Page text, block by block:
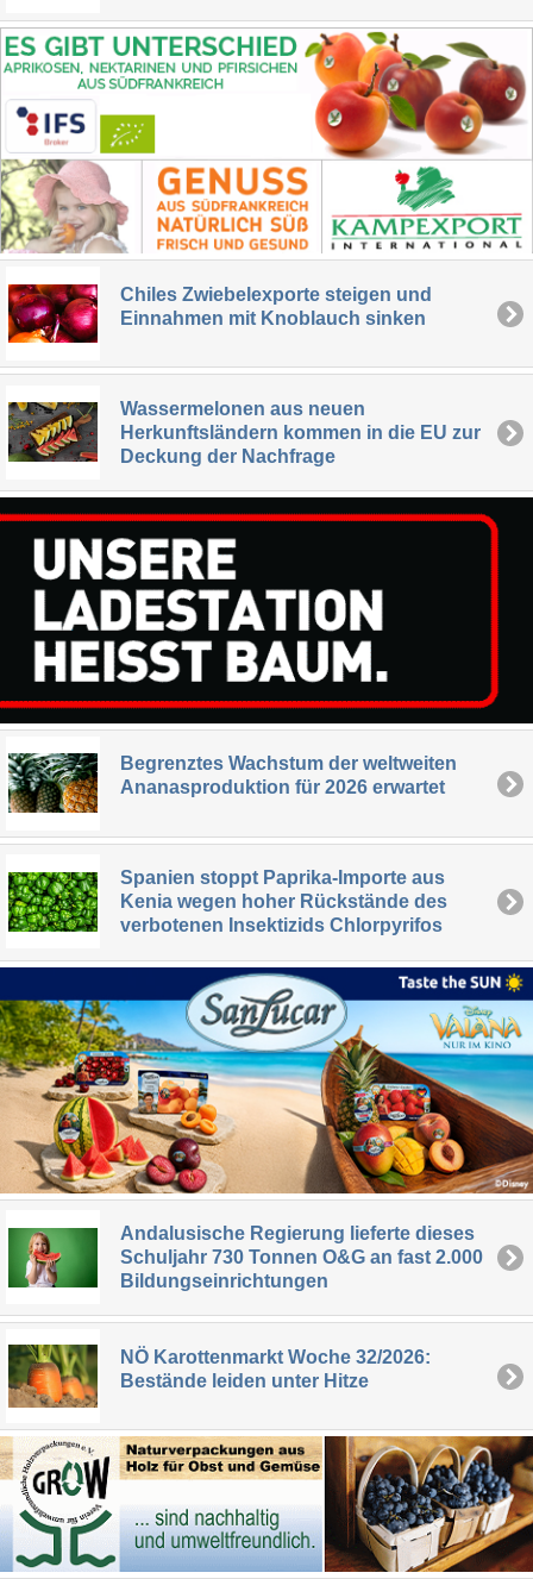
Chiles Zwiebelexporte steigen und
Einnahmen mit Knoblauch sinken
Wassermelonen aus neuen
Herkunftsländern kommen in die EU zur
Deckung der Nachfrage
Begrenztes Wachstum der weltweiten
Ananasproduktion für 2026 erwartet
Spanien stoppt Paprika-Importe aus
Kenia wegen hoher Rückstände des
verbotenen Insektizids Chlorpyrifos
Andalusische Regierung lieferte dieses
Schuljahr 730 Tonnen O&G an fast 2.000
Bildungseinrichtungen
NÖ Karottenmarkt Woche 32/2026:
Bestände leiden unter Hitze